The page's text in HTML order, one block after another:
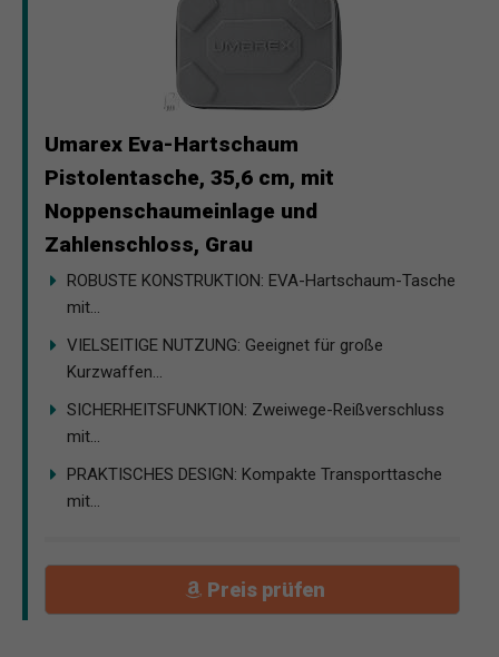
Umarex Eva-Hartschaum
Pistolentasche, 35,6 cm, mit
Noppenschaumeinlage und
Zahlenschloss, Grau
ROBUSTE KONSTRUKTION: EVA-Hartschaum-Tasche
mit...
VIELSEITIGE NUTZUNG: Geeignet für große
Kurzwaffen...
SICHERHEITSFUNKTION: Zweiwege-Reißverschluss
mit...
PRAKTISCHES DESIGN: Kompakte Transporttasche
mit...
Preis prüfen